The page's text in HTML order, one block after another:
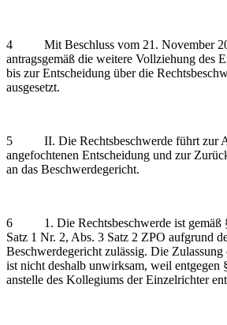
4 Mit Beschluss vom 21. November
antragsgemäß die weitere Vollziehung des
bis zur Entscheidung über die
ausgesetzt.
5 II. Die Rechtsbeschwerde führt zur
angefochtenen Entscheidung und zur
an das Beschwerdegericht.
6 1. Die Rechtsbeschwerde ist gemäß §
Satz 1 Nr. 2, Abs. 3 Satz 2 ZPO aufgrund
Beschwerdegericht zulässig. Die Zulassung
ist nicht deshalb unwirksam, weil entgegen
anstelle des Kollegiums der Einzelrichter